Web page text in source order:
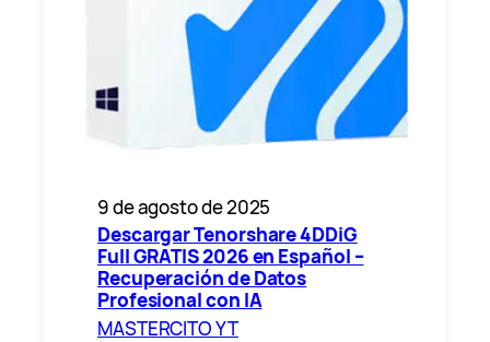
9 de agosto de 2025
Descargar Tenorshare 4DDiG
Full GRATIS 2026 en Español –
Recuperación de Datos
Profesional con IA
MASTERCITO YT